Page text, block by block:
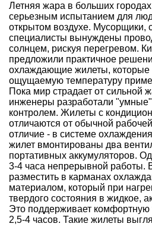
Летняя жара в больших
серьезным испытанием для
открытом воздухе. Мусорщики,
специалисты вынуждены
солнцем, рискуя перегревом.
предложили практичное
охлаждающие жилеты, которые
ощущаемую температуру
Пока мир страдает от сильной
инженеры разработали
контролем. Жилеты с
отличаются от обычной
отличие - в системе
жилет вмонтированы два
портативных аккумуляторов.
3-4 часа непрерывной работы.
разместить в карманах
материалом, который при
твердого состояния в жидкое,
Это поддерживает комфортную
2,5-4 часов. Такие жилеты